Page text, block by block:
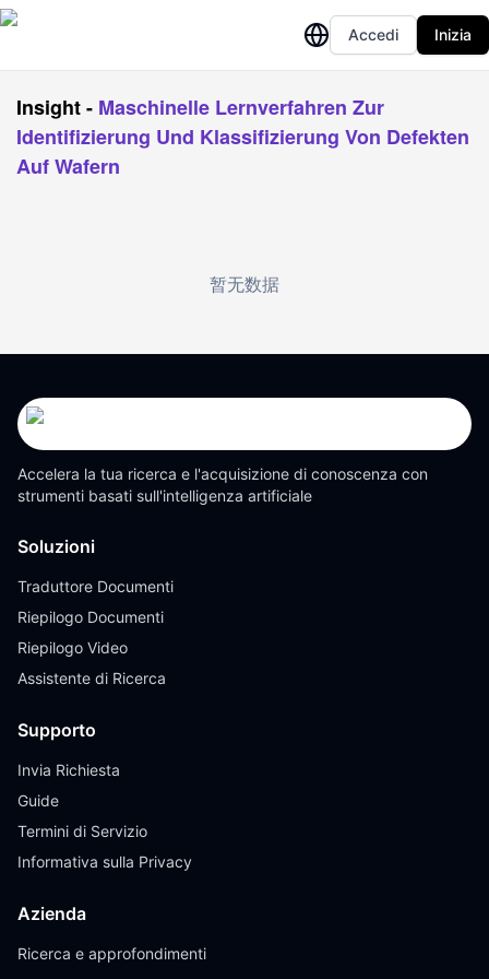
Accedi Inizia
Insight- Maschinelle Lernverfahren Zur
Identifizierung Und Klassifizierung Von Defekten
Auf Wafern
暂无数据
Accelera la tua ricerca e l'acquisizione di conoscenza con
strumenti basati sull'intelligenza artificiale
Soluzioni
Traduttore Documenti
Riepilogo Documenti
Riepilogo Video
Assistente di Ricerca
Supporto
Invia Richiesta
Guide
Termini di Servizio
Informativa sulla Privacy
Azienda
Ricerca e approfondimenti